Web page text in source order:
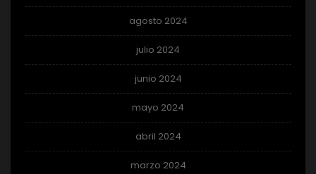
agosto 2024
julio 2024
junio 2024
mayo 2024
abril 2024
marzo 2024